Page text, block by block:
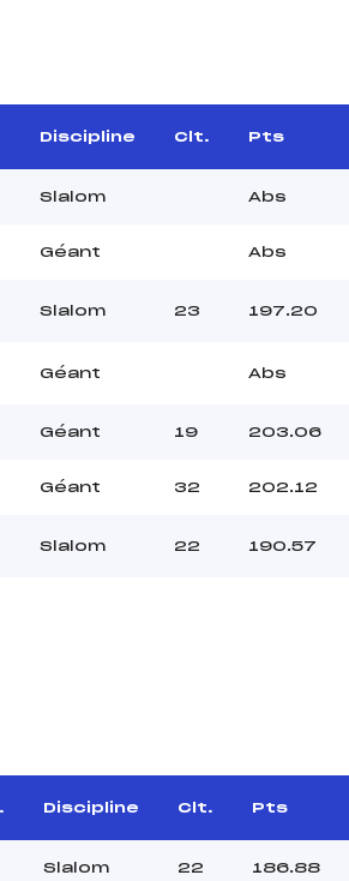
Discipline Clt. Pts
Slalom Abs
Géant Abs
Slalom 23 197.20
Géant Abs
Géant 19 203.06
Géant 32 202.12
Slalom 22 190.57
Discipline Clt. Pts
Slalom 22 186.88